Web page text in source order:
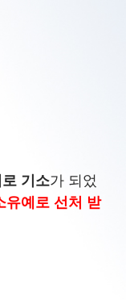
기소가 되었
유예로 선처 받